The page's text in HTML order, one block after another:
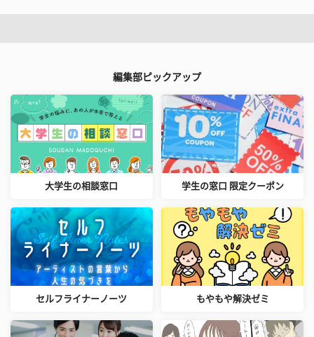
編集部ピックアップ
大学生の相談窓口 学生の窓口 限定クーポン
セルフライナーノーツ もやもや解決ゼミ